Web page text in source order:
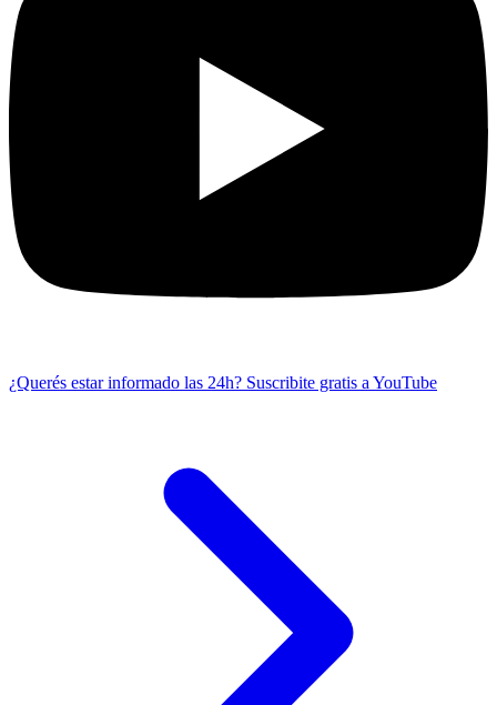
¿Querés estar informado las 24h? Suscribite gratis a YouTube